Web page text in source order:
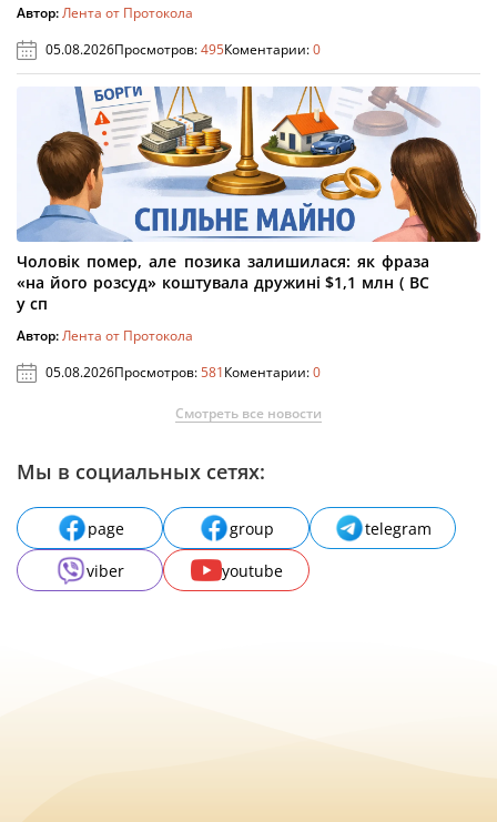
Автор:Лента от Протокола
05.08.2026Просмотров:495Коментарии:0
Чоловік помер, але позика залишилася: як фраза
«на його розсуд» коштувала дружині $1,1 млн ( ВС
у сп
Автор:Лента от Протокола
05.08.2026Просмотров:581Коментарии:0
Смотреть все новости
Мы в социальных сетях:
page group
telegram
viber
youtube